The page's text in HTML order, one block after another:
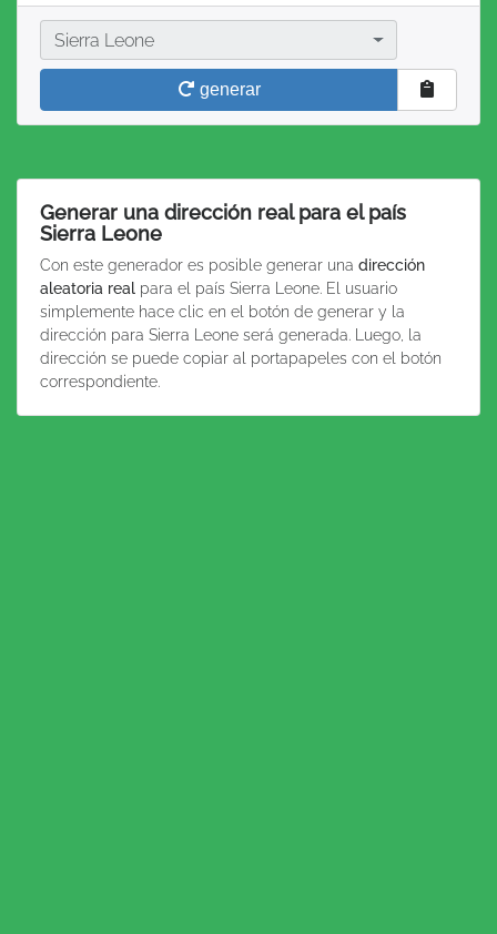
País
Sierra Leone
generar
Generar una dirección real para el país
Sierra Leone
Con este generador es posible generar una dirección
aleatoria real para el país Sierra Leone. El usuario
simplemente hace clic en el botón de generar y la
dirección para Sierra Leone será generada. Luego, la
dirección se puede copiar al portapapeles con el botón
correspondiente.